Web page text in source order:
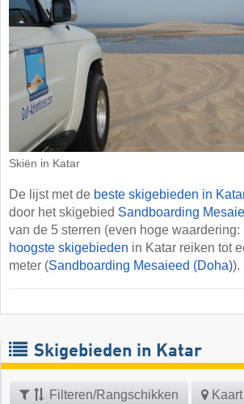
Skiën in Katar
De lijst met de beste skigebieden in
door het skigebied Sandboarding
van de 5 sterren (even hoge waardering:
hoogste skigebieden in Katar reiken tot
meter (Sandboarding Mesaieed (Doha)).
Skigebieden in Katar
Filteren/Rangschikken Kaart